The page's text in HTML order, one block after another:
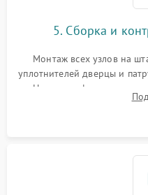
5. Сборка и
Монтаж всех узлов на
уплотнителей дверцы и
Надежная фиксация
сборка корпуса и